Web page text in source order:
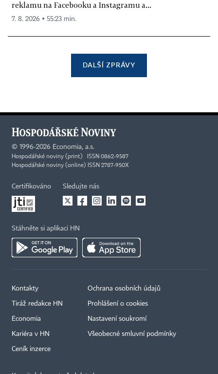
reklamu na Facebooku a Instagramu a...
7. 8. 2026 ▪ 55:23 min.
DALŠÍ ZPRÁVY
© 1996-2026 Economia, a.s.
Hospodářské noviny (print) ISSN 0862-9587
Hospodářské noviny (online) ISSN 2787-950X
Certifikováno Sledujte nás
Stáhněte si aplikaci HN
Kontakty
Tiráž redakce HN
Economia
Kariéra v HN
Ceník inzerce
Ochrana osobních údajů
Prohlášení o cookies
Nastavení soukromí
Všeobecné smluvní podmínky